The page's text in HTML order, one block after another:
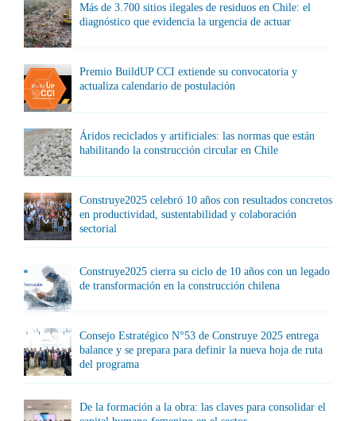
Más de 3.700 sitios ilegales de residuos en Chile: el
diagnóstico que evidencia la urgencia de actuar
Premio BuildUP CCI extiende su convocatoria y
actualiza calendario de postulación
Áridos reciclados y artificiales: las normas que están
habilitando la construcción circular en Chile
Construye2025 celebró 10 años con resultados concretos
en productividad, sustentabilidad y colaboración
sectorial
Construye2025 cierra su ciclo de 10 años con un legado
de transformación en la construcción chilena
Consejo Estratégico N°53 de Construye 2025 entrega
balance y se prepara para definir la nueva hoja de ruta
del programa
De la formación a la obra: las claves para consolidar el